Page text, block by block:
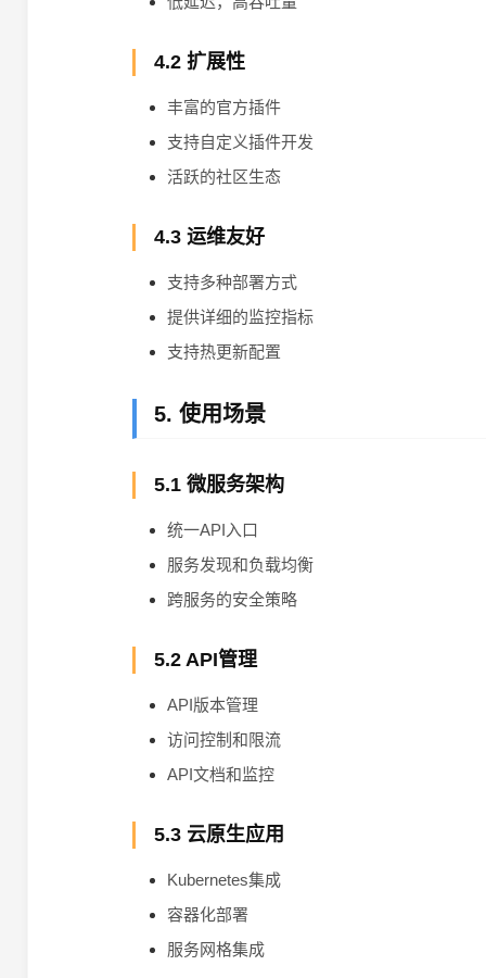
4.2 扩展性
丰富的官方插件
支持自定义插件开发
活跃的社区生态
4.3 运维友好
支持多种部署方式
提供详细的监控指标
支持热更新配置
5. 使用场景
5.1 微服务架构
统一API入口
服务发现和负载均衡
跨服务的安全策略
5.2 API管理
API版本管理
访问控制和限流
API文档和监控
5.3 云原生应用
Kubernetes集成
容器化部署
服务网格集成